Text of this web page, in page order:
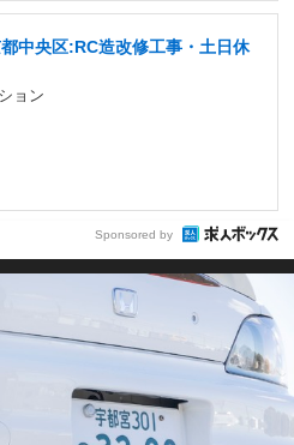
中央区:RC造改修工事・土日休
ョン
Sponsored by